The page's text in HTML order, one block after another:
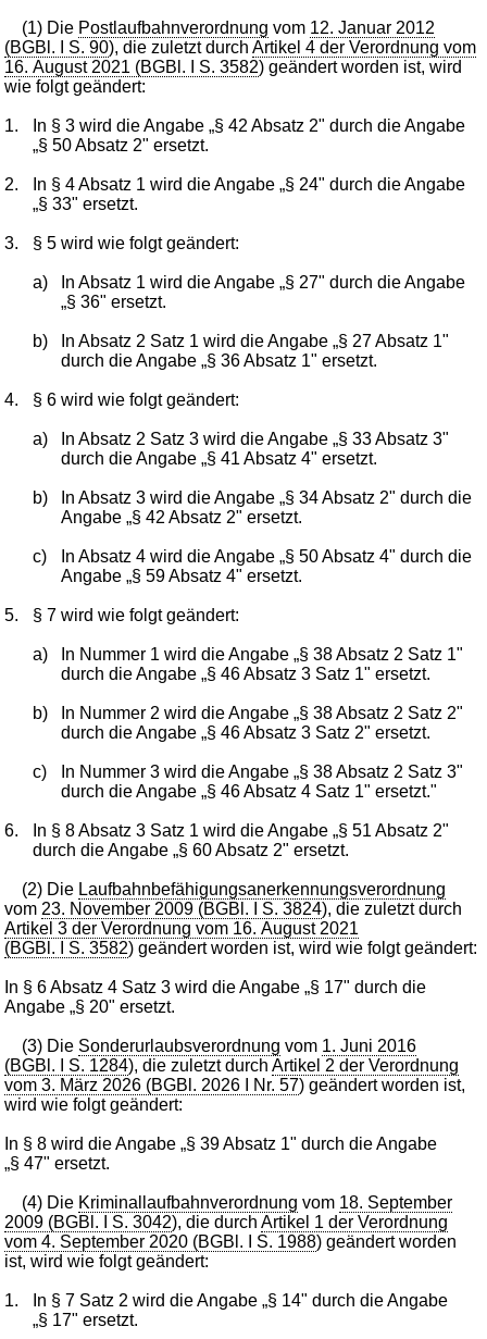
(1) Die Postlaufbahnverordnung vom 12. Januar 2012
(BGBl. I S. 90), die zuletzt durchArtikel 4 der Verordnung vom
16. August 2021 (BGBl. I S. 3582) geändert worden ist, wird
wie folgt geändert:
1.
In § 3 wird die Angabe „§ 42 Absatz 2" durch die Angabe
„§ 50 Absatz 2" ersetzt.
2.
In § 4 Absatz 1 wird die Angabe „§ 24" durch die Angabe
„§ 33" ersetzt.
3. § 5 wird wie folgt geändert:
a)
In Absatz 1 wird die Angabe „§ 27" durch die Angabe
„§ 36" ersetzt.
b)
In Absatz 2 Satz 1 wird die Angabe „§ 27 Absatz 1"
durch die Angabe „§ 36 Absatz 1" ersetzt.
4. § 6 wird wie folgt geändert:
a)
In Absatz 2 Satz 3 wird die Angabe „§ 33 Absatz 3"
durch die Angabe „§ 41 Absatz 4" ersetzt.
b)
In Absatz 3 wird die Angabe „§ 34 Absatz 2" durch die
Angabe „§ 42 Absatz 2" ersetzt.
c)
In Absatz 4 wird die Angabe „§ 50 Absatz 4" durch die
Angabe „§ 59 Absatz 4" ersetzt.
5. § 7 wird wie folgt geändert:
a)
In Nummer 1 wird die Angabe „§ 38 Absatz 2 Satz 1"
durch die Angabe „§ 46 Absatz 3 Satz 1" ersetzt.
b)
In Nummer 2 wird die Angabe „§ 38 Absatz 2 Satz 2"
durch die Angabe „§ 46 Absatz 3 Satz 2" ersetzt.
c)
In Nummer 3 wird die Angabe „§ 38 Absatz 2 Satz 3"
durch die Angabe „§ 46 Absatz 4 Satz 1" ersetzt."
6.
In § 8 Absatz 3 Satz 1 wird die Angabe „§ 51 Absatz 2"
durch die Angabe „§ 60 Absatz 2" ersetzt.
(2) Die Laufbahnbefähigungsanerkennungsverordnung
vom 23. November 2009 (BGBl. I S. 3824), die zuletzt durch
Artikel 3 der Verordnung vom 16. August 2021
(BGBl. I S. 3582) geändert worden ist, wird wie folgt geändert:
In § 6 Absatz 4 Satz 3 wird die Angabe „§ 17" durch die
Angabe „§ 20" ersetzt.
(3) Die Sonderurlaubsverordnung vom 1. Juni 2016
(BGBl. I S. 1284), die zuletzt durchArtikel 2 der Verordnung
vom 3. März 2026 (BGBl. 2026 I Nr. 57) geändert worden ist,
wird wie folgt geändert:
In § 8 wird die Angabe „§ 39 Absatz 1" durch die Angabe
„§ 47" ersetzt.
(4) Die Kriminallaufbahnverordnung vom 18. September
2009 (BGBl. I S. 3042), die durchArtikel 1 der Verordnung
vom 4. September 2020 (BGBl. I S. 1988) geändert worden
ist, wird wie folgt geändert:
1.
In § 7 Satz 2 wird die Angabe „§ 14" durch die Angabe
„§ 17" ersetzt.